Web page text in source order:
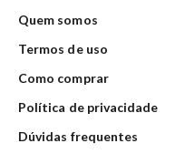
Quem somos
Termos de uso
Como comprar
Política de privacidade
Dúvidas frequentes